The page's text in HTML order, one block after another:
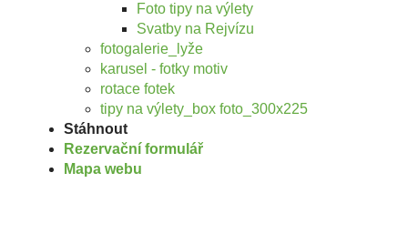
Foto tipy na výlety
Svatby na Rejvízu
fotogalerie_lyže
karusel - fotky motiv
rotace fotek
tipy na výlety_box foto_300x225
Stáhnout
Rezervační formulář
Mapa webu